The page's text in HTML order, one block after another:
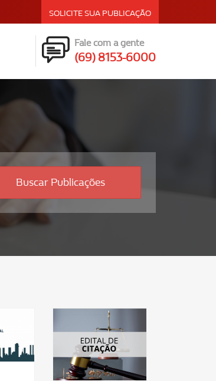
SOLICITE SUA PUBLICAÇÃO
Fale com a gente
(69) 8153-6000
Buscar Publicações